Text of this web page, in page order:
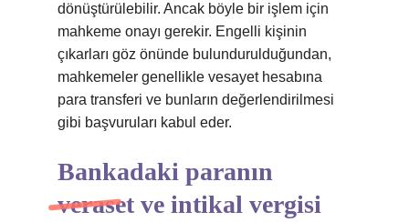
dönüştürülebilir. Ancak böyle bir işlem için
mahkeme onayı gerekir. Engelli kişinin
çıkarları göz önünde bulundurulduğundan,
mahkemeler genellikle vesayet hesabına
para transferi ve bunların değerlendirilmesi
gibi başvuruları kabul eder.
Bankadaki paranın
veraset ve intikal vergisi